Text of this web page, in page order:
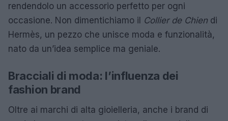
rendendolo un accessorio perfetto per ogni
occasione. Non dimentichiamo il Collier de Chien di
Hermès, un pezzo che unisce moda e funzionalità,
nato da un’idea semplice ma geniale.
Bracciali di moda: l’influenza dei
fashion brand
Oltre ai marchi di alta gioielleria, anche i brand di